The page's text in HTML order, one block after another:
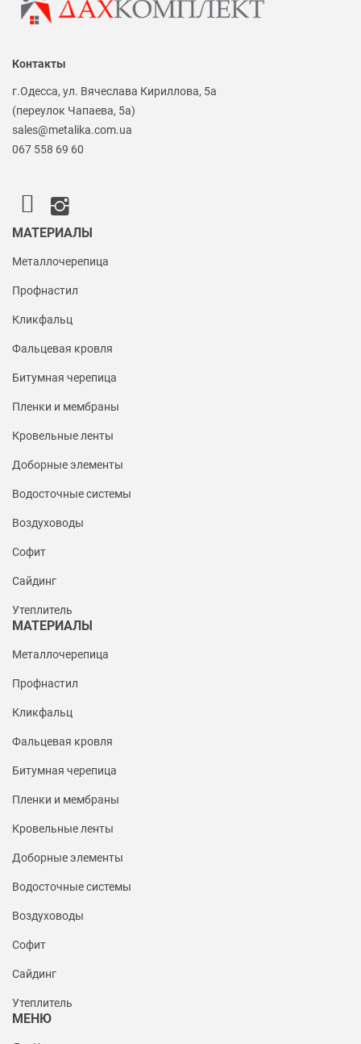
Контакты
г.Одесса, ул. Вячеслава Кириллова, 5а
(переулок Чапаева, 5а)
sales@metalika.com.ua
067 558 69 60
МАТЕРИАЛЫ
Металлочерепица
Профнастил
Кликфальц
Фальцевая кровля
Битумная черепица
Пленки и мембраны
Кровельные ленты
Доборные элементы
Водосточные системы
Воздуховоды
Софит
Сайдинг
Утеплитель
МАТЕРИАЛЫ
Металлочерепица
Профнастил
Кликфальц
Фальцевая кровля
Битумная черепица
Пленки и мембраны
Кровельные ленты
Доборные элементы
Водосточные системы
Воздуховоды
Софит
Сайдинг
Утеплитель
МЕНЮ